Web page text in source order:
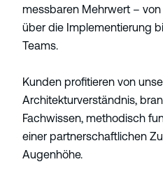
messbaren Mehrwert –
über die Implementierung
Teams.
Kunden profitieren von
Architekturverständnis,
Fachwissen, methodisch
einer partnerschaftlichen
Augenhöhe.